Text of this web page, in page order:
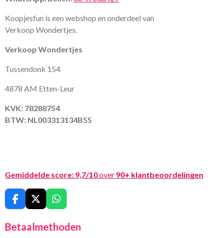
Koopjesfun is een webshop en onderdeel van
Verkoop Wondertjes.
Verkoop Wondertjes
Tussendonk 154
4878 AM Etten-Leur
KVK: 78288754
BTW: NL003313134B55
Gemiddelde score: 9,7/10over 90+ klantbeoordelingen
F
a
c
e
X
W
h
t
Betaalmethoden